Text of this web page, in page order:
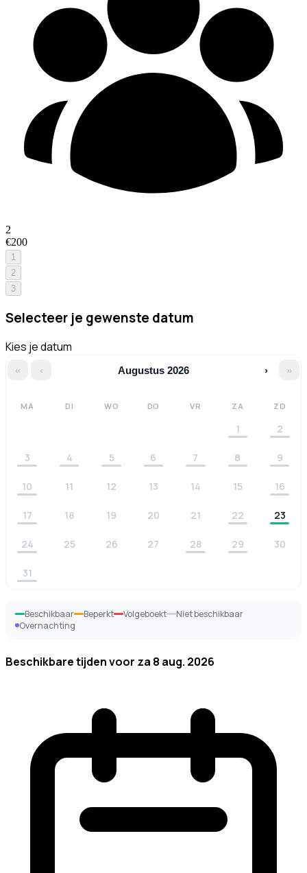
2
€200
1
2
3
Selecteer je gewenste datum
Kies je datum
« ‹ Augustus 2026 › »
MA DI WO DO VR ZA ZO
1 2
3 4 5 6 7 8 9
10 11 12 13 14 15 16
17 18 19 20 21 22 23
24 25 26 27 28 29 30
31
Beschikbaar Beperkt Volgeboekt
Niet beschikbaar
Overnachting
Beschikbare tijden voor za 8 aug. 2026